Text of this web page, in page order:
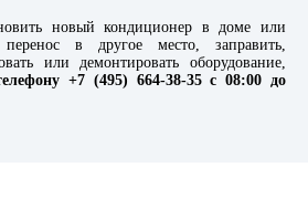
новый кондиционер в доме или
перенос в другое место, заправить,
или демонтировать оборудование,
+7 (495) 664-38-35 с 08:00 до